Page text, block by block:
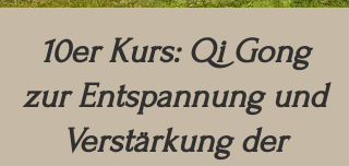
10er Kurs: Qi Gong
zur Entspannung und
Verstärkung der